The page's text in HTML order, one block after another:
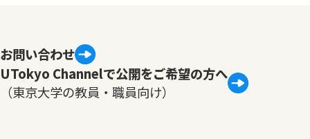
お問い合わせ
UTokyo Channelで公開をご希望の方へ
（東京大学の教員・職員向け）